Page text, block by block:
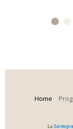
Home